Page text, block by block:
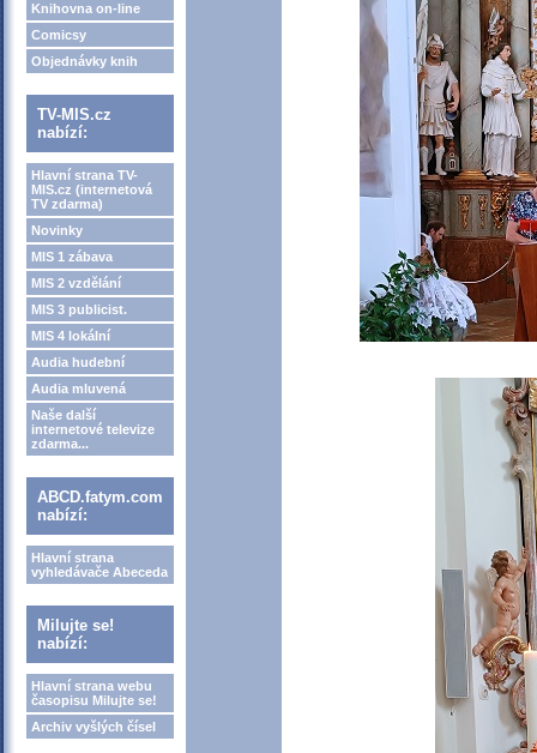
Knihovna on-line
Comicsy
Objednávky knih
TV-MIS.cz
nabízí:
Hlavní strana TV-
MIS.cz (internetová
TV zdarma)
Novinky
MIS 1 zábava
MIS 2 vzdělání
MIS 3 publicist.
MIS 4 lokální
Audia hudební
Audia mluvená
Naše další
internetové televize
zdarma...
ABCD.fatym.com
nabízí:
Hlavní strana
vyhledávače Abeceda
Milujte se!
nabízí:
Hlavní strana webu
časopisu Milujte se!
Archiv vyšlých čísel